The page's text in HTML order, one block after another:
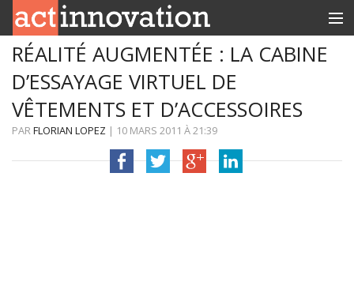
RUBRIQUES
INNOBOX
CONTACT
RÉALITÉ AUGMENTÉE : LA CABINE
D’ESSAYAGE VIRTUEL DE
VÊTEMENTS ET D’ACCESSOIRES
PARFLORIAN LOPEZ | 10 MARS 2011 À21:39